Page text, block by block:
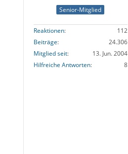
Senior-Mitglied
Reaktionen
112
Beiträge
24.306
Mitglied seit
13. Jun. 2004
Hilfreiche Antworten
8